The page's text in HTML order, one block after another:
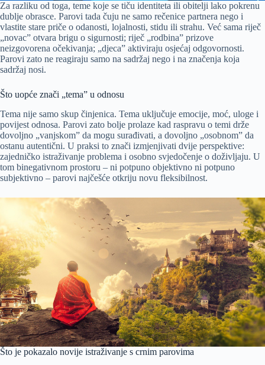
Za razliku od toga, teme koje se tiču identiteta ili obitelji lako pokrenu
dublje obrasce. Parovi tada čuju ne samo rečenice partnera nego i
vlastite stare priče o odanosti, lojalnosti, stidu ili strahu. Već sama riječ
„novac” otvara brigu o sigurnosti; riječ „rodbina” prizove
neizgovorena očekivanja; „djeca” aktiviraju osjećaj odgovornosti.
Parovi zato ne reagiraju samo na sadržaj nego i na značenja koja
sadržaj nosi.
Što uopće znači „tema” u odnosu
Tema nije samo skup činjenica. Tema uključuje emocije, moć, uloge i
povijest odnosa. Parovi zato bolje prolaze kad raspravu o temi drže
dovoljno „vanjskom” da mogu surađivati, a dovoljno „osobnom” da
ostanu autentični. U praksi to znači izmjenjivati dvije perspektive:
zajedničko istraživanje problema i osobno svjedočenje o doživljaju. U
tom binegativnom prostoru – ni potpuno objektivno ni potpuno
subjektivno – parovi najčešće otkriju novu fleksibilnost.
Što je pokazalo novije istraživanje s crnim parovima